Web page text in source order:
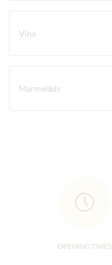
Vína
Marmelády
OPENING TIMES